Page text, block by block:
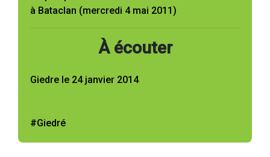
à Bataclan (mercredi 4 mai 2011)
À écouter
Giedre le 24 janvier 2014
#Giedré